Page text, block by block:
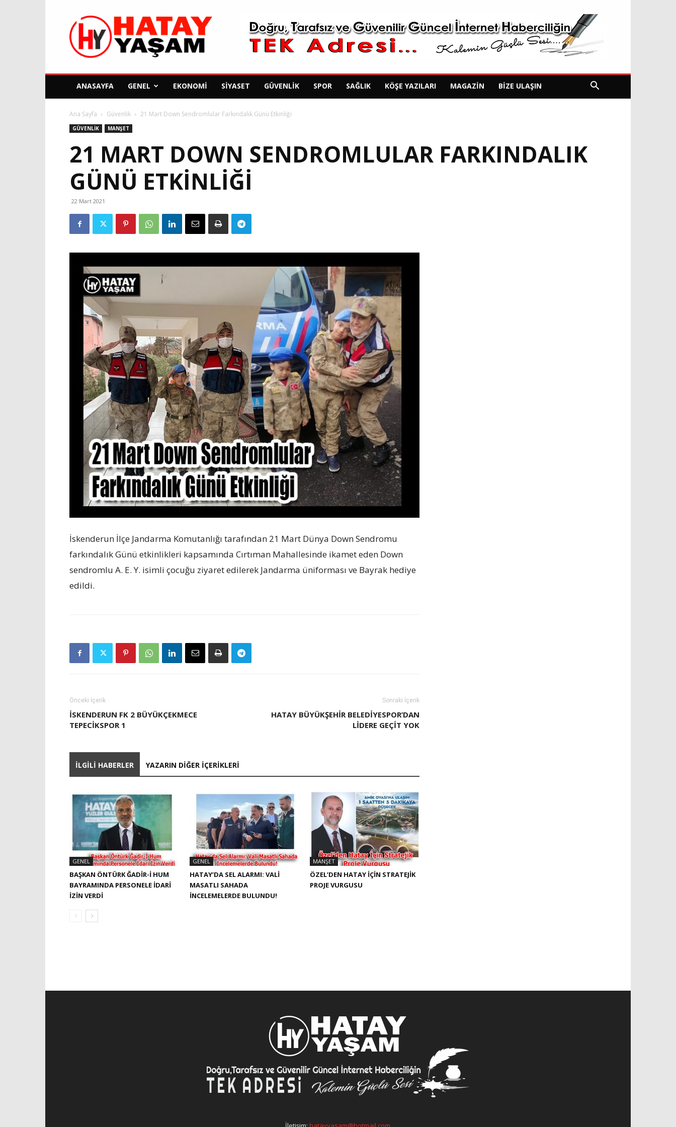
Hatay
Yaşam
Gazetesi
ANASAYFA GENEL EKONOMI SIYASET GÜVENLIK SPOR SAĞLIK KÖŞE YAZILARI MAGAZIN BIZE ULAŞIN
Ana Sayfa Güvenlik 21 Mart Down Sendromlular Farkındalık Günü Etkinliği
GÜVENLIK MANŞET
21 MART DOWN SENDROMLULAR FARKINDALIK
GÜNÜ ETKINLIĞI
22 Mart 2021
İskenderun İlçe Jandarma Komutanlığı tarafından 21 Mart Dünya Down Sendromu
farkındalık Günü etkinlikleri kapsamında Cırtıman Mahallesinde ikamet eden Down
sendromlu A. E. Y. isimli çocuğu ziyaret edilerek Jandarma üniforması ve Bayrak hediye
edildi.
Önceki İçerik
İSKENDERUN FK 2 BÜYÜKÇEKMECE
TEPECİKSPOR 1
Sonraki İçerik
HATAY BÜYÜKŞEHİR BELEDİYESPOR’DAN
LİDERE GEÇİT YOK
İLGILI HABERLER YAZARIN DIĞER İÇERIKLERI
GENEL
BAŞKAN ÖNTÜRK ĞADIR-İ HUM
BAYRAMINDA PERSONELE İDARI
İZIN VERDI
GENEL
HATAY’DA SEL ALARMI: VALI
MASATLI SAHADA
İNCELEMELERDE BULUNDU!
MANŞET
ÖZEL’DEN HATAY İÇIN STRATEJIK
PROJE VURGUSU